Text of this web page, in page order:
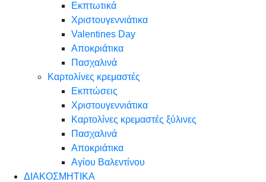
Εκπτωτικά
Χριστουγεννιάτικα
Valentines Day
Αποκριάτικα
Πασχαλινά
Καρτολίνες κρεμαστές
Εκπτώσεις
Χριστουγεννιάτικα
Καρτολίνες κρεμαστές ξύλινες
Πασχαλινά
Αποκριάτικα
Αγίου Βαλεντίνου
ΔΙΑΚΟΣΜΗΤΙΚΑ